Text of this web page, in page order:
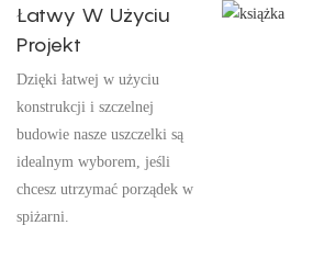
Łatwy W Użyciu
Projekt
Dzięki łatwej w użyciu
konstrukcji i szczelnej
budowie nasze uszczelki są
idealnym wyborem, jeśli
chcesz utrzymać porządek w
spiżarni.